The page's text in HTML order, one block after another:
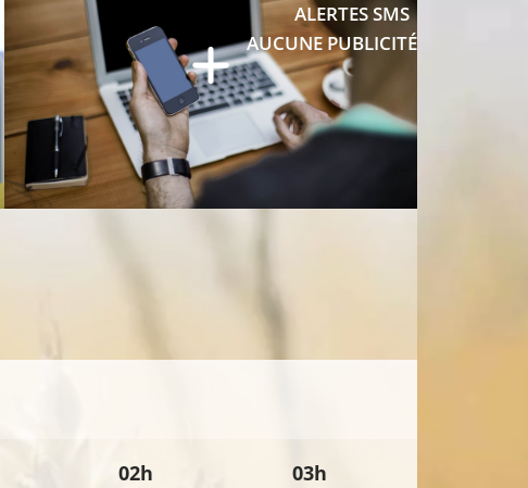
ALERTES SMS
AUCUNE PUBLICITÉ
02h 03h